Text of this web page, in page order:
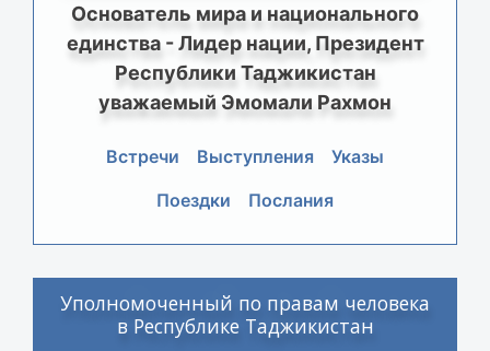
Основатель мира и национального
единства - Лидер нации, Президент
Республики Таджикистан
уважаемый Эмомали Рахмон
Встречи Выступления
Указы
Поездки
Послания
Уполномоченный по правам человека
в Республике Таджикистан